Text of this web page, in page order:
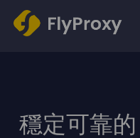
穩定可靠